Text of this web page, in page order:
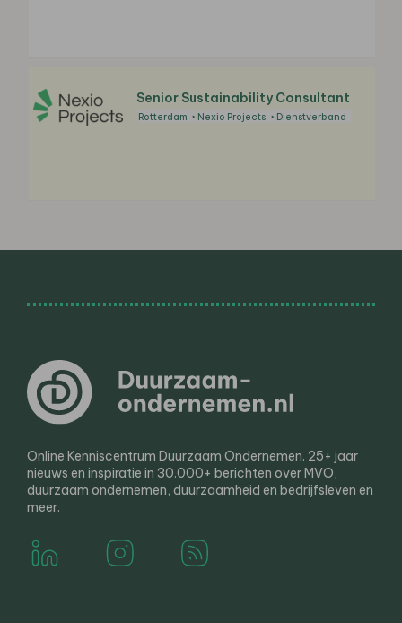
Senior Sustainability Consultant
Rotterdam Nexio Projects Dienstverband
Online Kenniscentrum Duurzaam Ondernemen. 25+ jaar
nieuws en inspiratie in 30.000+ berichten over MVO,
duurzaam ondernemen, duurzaamheid en bedrijfsleven en
meer.